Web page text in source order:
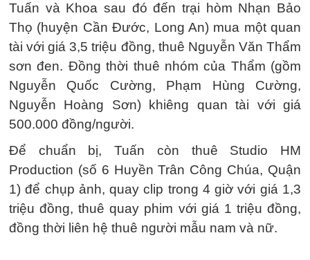
Tuấn và Khoa sau đó đến trại hòm Nhạn Bảo
Thọ (huyện Cần Đước, Long An) mua một quan
tài với giá 3,5 triệu đồng, thuê Nguyễn Văn Thẩm
sơn đen. Đồng thời thuê nhóm của Thẩm (gồm
Nguyễn Quốc Cường, Phạm Hùng Cường,
Nguyễn Hoàng Sơn) khiêng quan tài với giá
500.000 đồng/người.
Để chuẩn bị, Tuấn còn thuê Studio HM
Production (số 6 Huyền Trân Công Chúa, Quận
1) để chụp ảnh, quay clip trong 4 giờ với giá 1,3
triệu đồng, thuê quay phim với giá 1 triệu đồng,
đồng thời liên hệ thuê người mẫu nam và nữ.